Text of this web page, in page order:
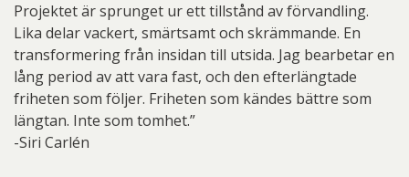
Projektet är sprunget ur ett tillstånd av förvandling.
Lika delar vackert, smärtsamt och skrämmande. En
transformering från insidan till utsida. Jag bearbetar en
lång period av att vara fast, och den efterlängtade
friheten som följer. Friheten som kändes bättre som
längtan. Inte som tomhet.”
-Siri Carlén